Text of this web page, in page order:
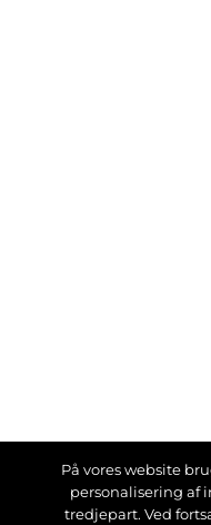
På vores website
personalisering af
tredjepart. Ved